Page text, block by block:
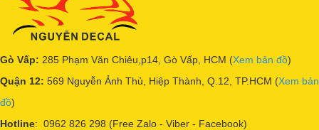
Gò Vấp: 285 Phạm Văn Chiêu,p14, Gò Vấp, HCM (Xem bản đồ)
Quận 12: 569 Nguyễn Ảnh Thủ, Hiệp Thành, Q.12, TP.HCM (Xem bản
đồ)
Hotline: 0962 826 298 (Free Zalo - Viber - Facebook)